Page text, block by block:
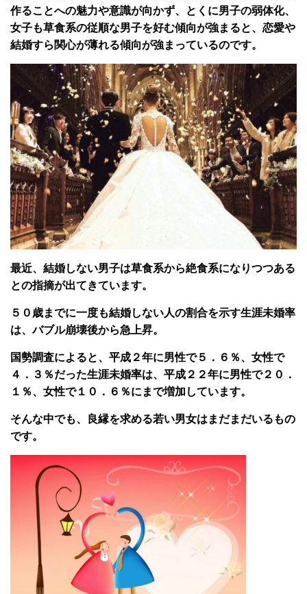
作ることへの魅力や意識が向かず、とくに男子の弱体化、
女子も草食系の従順な男子を好む傾向が強まると、恋愛や
結婚すら関心が薄れる傾向が強まっているのです。
最近、結婚しない男子は草食系から絶食系になりつつある
との指摘が出てきています。
５０歳までに一度も結婚しない人の割合を示す生涯未婚率
は、バブル崩壊後から急上昇。
国勢調査によると、平成２年に男性で５．６％、女性で
４．３％だった生涯未婚率は、平成２２年に男性で２０．
１％、女性で１０．６％にまで増加しています。
そんな中でも、良縁を求める若い男女はまだまだいるもの
です。